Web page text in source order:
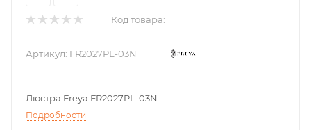
Код товара:
Артикул: FR2027PL-03N
Люстра Freya FR2027PL-03N
Подробности